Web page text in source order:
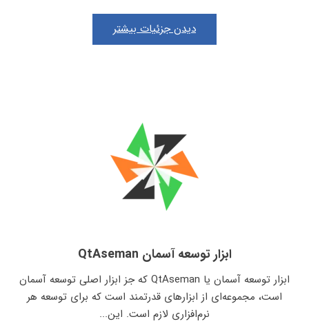
دیدن جزئیات بیشتر
ابزار توسعه آسمان QtAseman
ابزار توسعه آسمان یا QtAseman که جز ابزار اصلی توسعه آسمان
است، مجموعه‌ای از ابزارهای قدرتمند است که برای توسعه هر
نرم‌افزاری لازم است. این...